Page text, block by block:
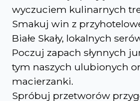
wyczuciem kulinarnych
Smakuj win z
Białe Skały, lokalnych
Poczuj zapach słynnych
tym naszych ulubionych
macierzanki.
Spróbuj przetworów